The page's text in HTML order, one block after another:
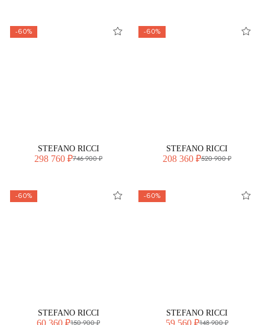
-60%
STEFANO RICCI
298 760 ₽746 900 ₽
-60%
STEFANO RICCI
208 360 ₽520 900 ₽
-60%
STEFANO RICCI
60 360 ₽150 900 ₽
-60%
STEFANO RICCI
59 560 ₽148 900 ₽